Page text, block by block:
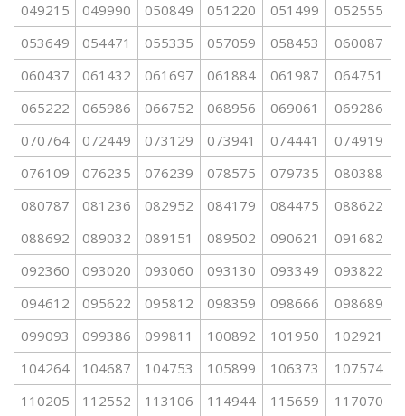
049215
049990 050849 051220 051499
052555
053649
054471 055335 057059 058453
060087
060437
061432 061697 061884 061987
064751
065222
065986 066752 068956 069061
069286
070764
072449 073129 073941 074441
074919
076109
076235 076239 078575 079735
080388
080787
081236 082952 084179 084475
088622
088692
089032 089151 089502 090621
091682
092360
093020 093060 093130 093349
093822
094612
095622 095812 098359 098666
098689
099093
099386 099811 100892 101950
102921
104264
104687 104753 105899 106373
107574
110205
112552 113106 114944 115659
117070